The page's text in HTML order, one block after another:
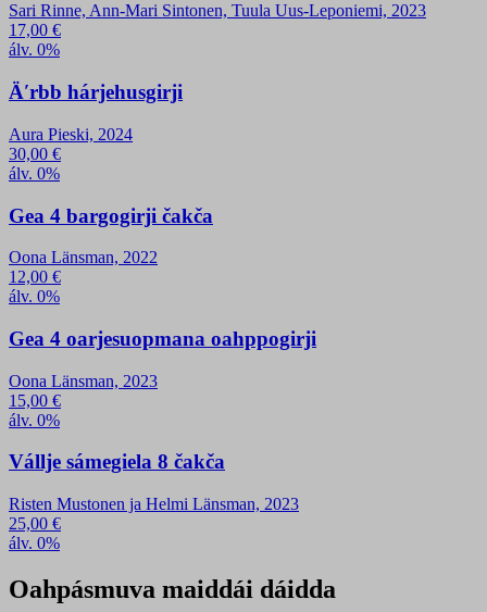
Sari Rinne, Ann-Mari Sintonen, Tuula Uus-Leponiemi, 2023
17,00 €
álv. 0%
Äʹrbb hárjehusgirji
Aura Pieski, 2024
30,00 €
álv. 0%
Gea 4 bargogirji čakča
Oona Länsman, 2022
12,00 €
álv. 0%
Gea 4 oarjesuopmana oahppogirji
Oona Länsman, 2023
15,00 €
álv. 0%
Vállje sámegiela 8 čakča
Risten Mustonen ja Helmi Länsman, 2023
25,00 €
álv. 0%
Oahpásmuva maiddái dáidda